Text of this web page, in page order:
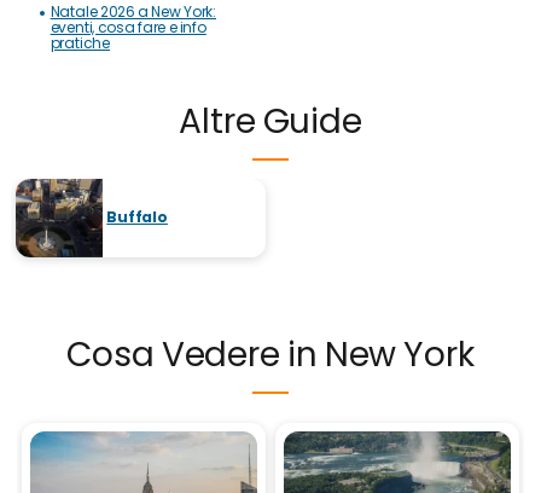
Natale 2026 a New York:
eventi, cosa fare e info
pratiche
Altre Guide
Buffalo
Cosa Vedere in New York